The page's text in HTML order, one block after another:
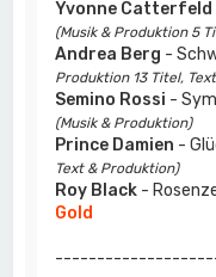
Yvonne Catterfeld
(Musik & Produktion 5
Andrea Berg -
Produktion 13 Titel,
Semino Rossi -
(Musik & Produktion)
Prince Damien -
Text & Produktion)
Roy Black -
Gold